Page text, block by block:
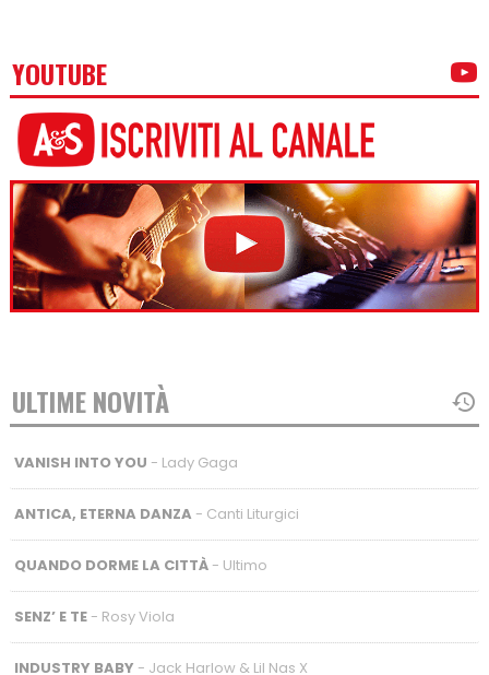
YOUTUBE
ULTIME NOVITÀ
VANISH INTO YOU - Lady Gaga
ANTICA, ETERNA DANZA - Canti Liturgici
QUANDO DORME LA CITTÀ- Ultimo
SENZ’ E TE- Rosy Viola
INDUSTRY BABY - Jack Harlow & Lil Nas X